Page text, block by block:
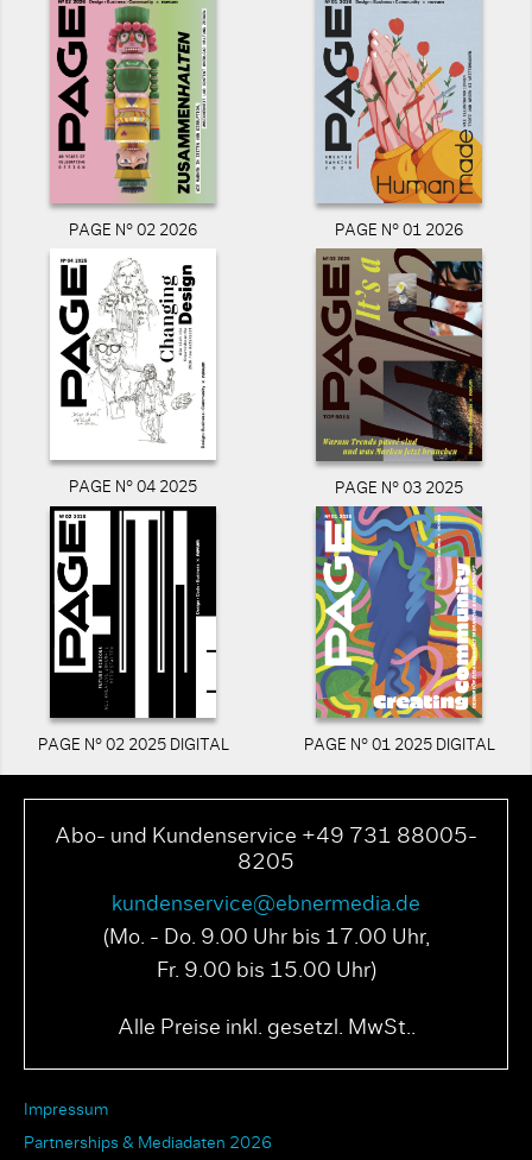
PAGE N° 02 2026 PAGE N° 01 2026
PAGE N° 04 2025 PAGE N° 03 2025
PAGE N° 02 2025 DIGITAL PAGE N° 01 2025 DIGITAL
Abo- und Kundenservice +49 731 88005-
8205
kundenservice@ebnermedia.de
(Mo. - Do. 9.00 Uhr bis 17.00 Uhr,
Fr. 9.00 bis 15.00 Uhr)
Alle Preise inkl. gesetzl. MwSt..
Impressum
Partnerships & Mediadaten 2026